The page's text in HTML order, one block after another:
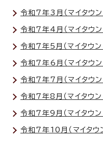
令和7年3月（マイタウン
令和7年4月（マイタウン
令和7年5月（マイタウン
令和7年6月（マイタウン
令和7年7月（マイタウン
令和7年8月（マイタウン
令和7年9月（マイタウン
令和7年10月（マイタウ